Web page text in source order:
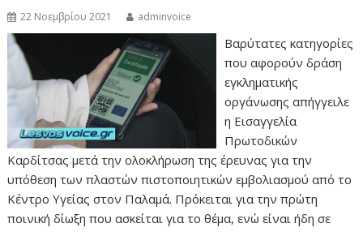
22 Νοεμβρίου 2021 adminvoice
Βαρύτατες κατηγορίες
που αφορούν δράση
εγκληματικής
οργάνωσης απήγγειλε
η Εισαγγελία
Πρωτοδικών
Καρδίτσας μετά την ολοκλήρωση της έρευνας για την
υπόθεση των πλαστών πιστοποιητικών εμβολιασμού από το
Κέντρο Υγείας στον Παλαμά. Πρόκειται για την πρώτη
ποινική δίωξη που ασκείται για το θέμα, ενώ είναι ήδη σε